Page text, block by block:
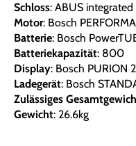
Schloss: ABUS integrated
Motor: Bosch
Batterie: Bosch
Batteriekapazität: 800
Display: Bosch PURION
Ladegerät: Bosch
Zulässiges
Gewicht: 26.6kg